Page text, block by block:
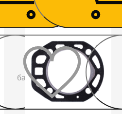
До
бажаного